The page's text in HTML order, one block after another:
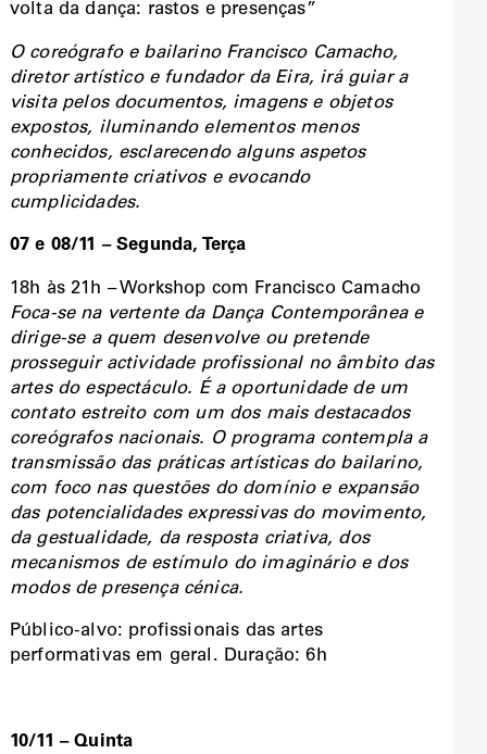
volta da dança: rastos e presenças”
O coreógrafo e bailarino Francisco Camacho,
diretor artístico e fundador da Eira, irá guiar a
visita pelos documentos, imagens e objetos
expostos, iluminando elementos menos
conhecidos, esclarecendo alguns aspetos
propriamente criativos e evocando
cumplicidades.
07 e 08/11 – Segunda, Terça
18h às 21h –Workshop com Francisco Camacho
Foca-se na vertente da Dança Contemporânea e
dirige-se a quem desenvolve ou pretende
prosseguir actividade profissional no âmbito das
artes do espectáculo. É a oportunidade de um
contato estreito com um dos mais destacados
coreógrafos nacionais. O programa contempla a
transmissão das práticas artísticas do bailarino,
com foco nas questões do domínio e expansão
das potencialidades expressivas do movimento,
da gestualidade, da resposta criativa, dos
mecanismos de estímulo do imaginário e dos
modos de presença cénica.
Público-alvo: profissionais das artes
performativas em geral. Duração: 6h
10/11 – Quinta